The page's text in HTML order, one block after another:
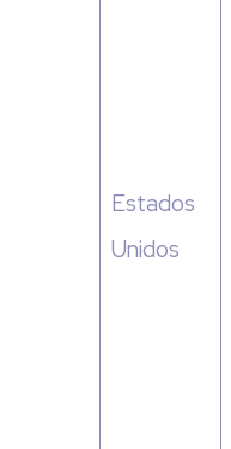
Estados
Unidos